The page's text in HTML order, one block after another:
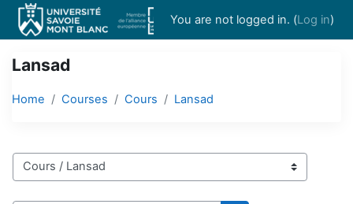
Skip to main content
You are not logged in. (Log in)
Lansad
Home Courses Cours Lansad
Course categories